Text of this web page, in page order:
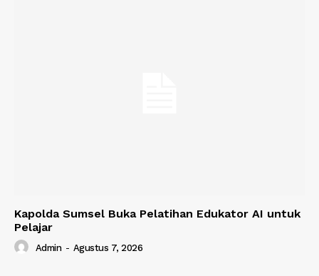
Kapolda Sumsel Buka Pelatihan Edukator AI untuk
Pelajar
Admin - Agustus 7, 2026